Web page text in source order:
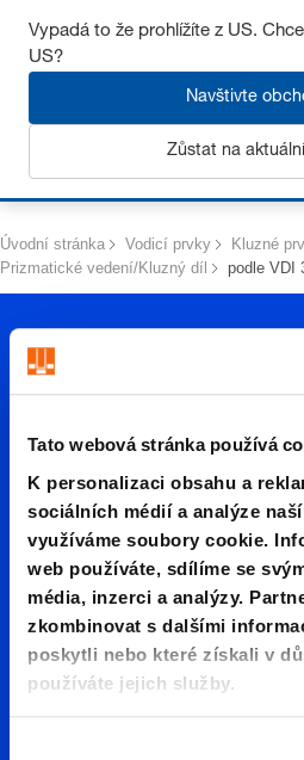
Tato webová stránka používá
K personalizaci obsahu a
sociálních médií a analýze
využíváme soubory cookie.
web používáte, sdílíme se
média, inzerci a analýzy.
zkombinovat s dalšími
poskytli nebo které získali v
používáte jejich služby.
Získejte až 7% slevu –
Úvodní stránka Vodicí prvky
Kluzné
Prizmatické vedení/Kluzný díl
podle VDI
Vypadá to že prohlížíte z US.
US?
Navštivte
Zůstat na